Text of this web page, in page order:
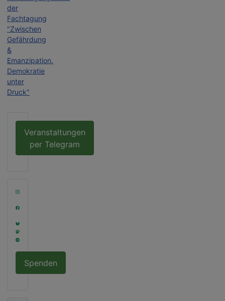
der
Fachtagung
"Zwischen
Gefährdung
&
Emanzipation.
Demokratie
unter
Druck"
Veranstaltungen
per Telegram
Spenden